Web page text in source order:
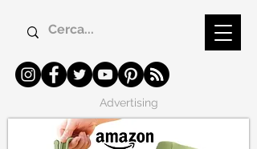
Advertising